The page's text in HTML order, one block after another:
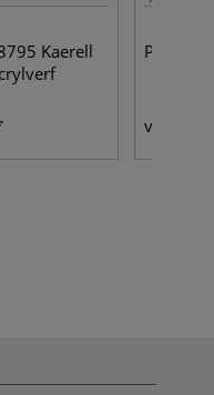
Kaerell
Punaises
vanaf